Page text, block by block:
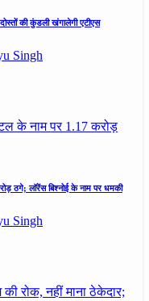
की कुंडली खंगालेगी एटीएस
Singh
ठगे; लॉरेंस बिश्नोई के नाम पर धमकी
Singh